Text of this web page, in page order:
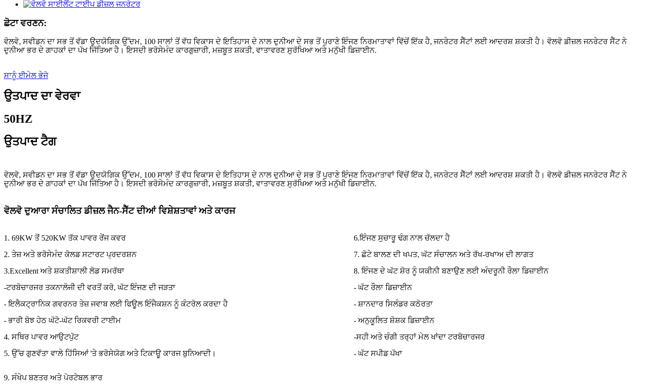
ਛੋਟਾ ਵਰਣਨ:
ਵੋਲਵੋ, ਸਵੀਡਨ ਦਾ ਸਭ ਤੋਂ ਵੱਡਾ ਉਦਯੋਗਿਕ ਉੱਦਮ, 100 ਸਾਲਾਂ ਤੋਂ ਵੱਧ ਵਿਕਾਸ ਦੇ ਇਤਿਹਾਸ ਦੇ ਨਾਲ ਦੁਨੀਆ ਦੇ ਸਭ ਤੋਂ ਪੁਰਾਣੇ ਇੰਜਣ ਨਿਰਮਾਤਾਵਾਂ ਵਿੱਚੋਂ ਇੱਕ ਹੈ, ਜਨਰੇਟਰ ਸੈੱਟਾਂ ਲਈ ਆਦਰਸ਼ ਸ਼ਕਤੀ ਹੈ। ਵੋਲਵੋ ਡੀਜ਼ਲ ਜਨਰੇਟਰ ਸੈੱਟ ਨੇ
ਦੁਨੀਆ ਭਰ ਦੇ ਗਾਹਕਾਂ ਦਾ ਪੱਖ ਜਿੱਤਿਆ ਹੈ। ਇਸਦੀ ਭਰੋਸੇਮੰਦ ਕਾਰਗੁਜ਼ਾਰੀ, ਮਜ਼ਬੂਤ ​​​​ਸ਼ਕਤੀ, ਵਾਤਾਵਰਣ ਸੁਰੱਖਿਆ ਅਤੇ ਮਨੁੱਖੀ ਡਿਜ਼ਾਈਨ.
ਸਾਨੂੰ ਈਮੇਲ ਭੇਜੋ
ਉਤਪਾਦ ਦਾ ਵੇਰਵਾ
50HZ
ਉਤਪਾਦ ਟੈਗ
ਵੋਲਵੋ, ਸਵੀਡਨ ਦਾ ਸਭ ਤੋਂ ਵੱਡਾ ਉਦਯੋਗਿਕ ਉੱਦਮ, 100 ਸਾਲਾਂ ਤੋਂ ਵੱਧ ਵਿਕਾਸ ਦੇ ਇਤਿਹਾਸ ਦੇ ਨਾਲ ਦੁਨੀਆ ਦੇ ਸਭ ਤੋਂ ਪੁਰਾਣੇ ਇੰਜਣ ਨਿਰਮਾਤਾਵਾਂ ਵਿੱਚੋਂ ਇੱਕ ਹੈ, ਜਨਰੇਟਰ ਸੈੱਟਾਂ ਲਈ ਆਦਰਸ਼ ਸ਼ਕਤੀ ਹੈ। ਵੋਲਵੋ ਡੀਜ਼ਲ ਜਨਰੇਟਰ ਸੈੱਟ ਨੇ
ਦੁਨੀਆ ਭਰ ਦੇ ਗਾਹਕਾਂ ਦਾ ਪੱਖ ਜਿੱਤਿਆ ਹੈ। ਇਸਦੀ ਭਰੋਸੇਮੰਦ ਕਾਰਗੁਜ਼ਾਰੀ, ਮਜ਼ਬੂਤ ​​​​ਸ਼ਕਤੀ, ਵਾਤਾਵਰਣ ਸੁਰੱਖਿਆ ਅਤੇ ਮਨੁੱਖੀ ਡਿਜ਼ਾਈਨ.
ਵੋਲਵੋ ਦੁਆਰਾ ਸੰਚਾਲਿਤ ਡੀਜ਼ਲ ਜੈਨ-ਸੈੱਟ ਦੀਆਂ ਵਿਸ਼ੇਸ਼ਤਾਵਾਂ ਅਤੇ ਕਾਰਜ
1. 69KW ਤੋਂ 520KW ਤੱਕ ਪਾਵਰ ਰੇਂਜ ਕਵਰ
2. ਤੇਜ਼ ਅਤੇ ਭਰੋਸੇਮੰਦ ਕੋਲਡ ਸਟਾਰਟ ਪ੍ਰਦਰਸ਼ਨ
3.Excellent ਅਤੇ ਸ਼ਕਤੀਸ਼ਾਲੀ ਲੋਡ ਸਮਰੱਥਾ
-ਟਰਬੋਚਾਰਜਰ ਤਕਨਾਲੋਜੀ ਦੀ ਵਰਤੋਂ ਕਰੋ, ਘੱਟ ਇੰਜਣ ਦੀ ਜੜਤਾ
- ਇਲੈਕਟ੍ਰਾਨਿਕ ਗਵਰਨਰ ਤੇਜ਼ ਜਵਾਬ ਲਈ ਫਿਊਲ ਇੰਜੈਕਸ਼ਨ ਨੂੰ ਕੰਟਰੋਲ ਕਰਦਾ ਹੈ
- ਭਾਰੀ ਬੋਝ ਹੇਠ ਘੱਟੋ-ਘੱਟ ਰਿਕਵਰੀ ਟਾਈਮ
4. ਸਥਿਰ ਪਾਵਰ ਆਉਟਪੁੱਟ
5. ਉੱਚ ਗੁਣਵੱਤਾ ਵਾਲੇ ਹਿੱਸਿਆਂ 'ਤੇ ਭਰੋਸੇਯੋਗ ਅਤੇ ਟਿਕਾਊ ਕਾਰਜ ਬੁਨਿਆਦੀ।
6.ਇੰਜਣ ਸੁਚਾਰੂ ਢੰਗ ਨਾਲ ਚੱਲਦਾ ਹੈ
7. ਛੋਟੇ ਬਾਲਣ ਦੀ ਖਪਤ, ਘੱਟ ਸੰਚਾਲਨ ਅਤੇ ਰੱਖ-ਰਖਾਅ ਦੀ ਲਾਗਤ
8. ਇੰਜਣ ਦੇ ਘੱਟ ਸ਼ੋਰ ਨੂੰ ਯਕੀਨੀ ਬਣਾਉਣ ਲਈ ਅੰਦਰੂਨੀ ਰੌਲਾ ਡਿਜ਼ਾਈਨ
- ਘੱਟ ਰੌਲਾ ਡਿਜ਼ਾਈਨ
- ਸ਼ਾਨਦਾਰ ਸਿਲੰਡਰ ਕਠੋਰਤਾ
- ਅਨੁਕੂਲਿਤ ਸ਼ੋਸ਼ਕ ਡਿਜ਼ਾਈਨ
-ਸਹੀ ਅਤੇ ਚੰਗੀ ਤਰ੍ਹਾਂ ਮੇਲ ਖਾਂਦਾ ਟਰਬੋਚਾਰਜਰ
- ਘੱਟ ਸਪੀਡ ਪੱਖਾ
9. ਸੰਖੇਪ ਬਣਤਰ ਅਤੇ ਪੋਰਟੇਬਲ ਭਾਰ